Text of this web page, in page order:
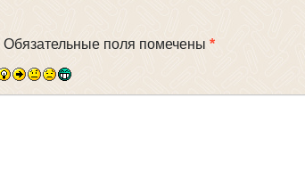
Обязательные поля помечены *